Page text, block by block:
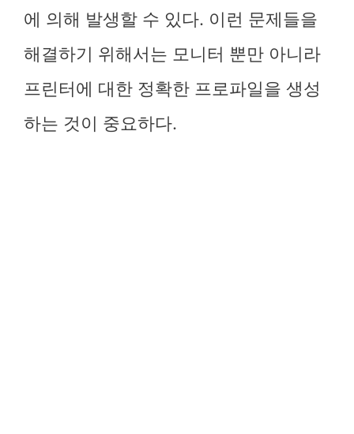
에 의해 발생할 수 있다. 이런 문제들을
해결하기 위해서는 모니터 뿐만 아니라
프린터에 대한 정확한 프로파일을 생성
하는 것이 중요하다.